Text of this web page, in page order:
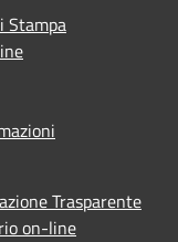
Stampa
Trasparente
on-line